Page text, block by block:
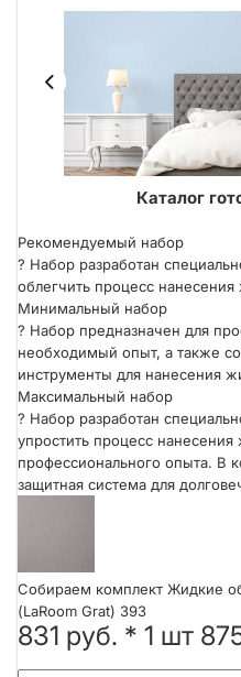
Каталог
Рекомендуемый набор
? Набор разработан
облегчить процесс
Минимальный набор
? Набор предназначен для
необходимый опыт, а также
инструменты для нанесения
Максимальный набор
? Набор разработан
упростить процесс
профессионального опыта. В
защитная система для
Собираем комплект Жидкие
(LaRoom Grat) 393
831 руб. * 1 шт